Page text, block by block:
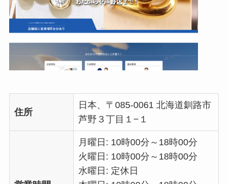
住所
日本、〒085-0061 北海道釧路市
芦野３丁目１−１
月曜日: 10時00分～18時00分
火曜日: 10時00分～18時00分
水曜日: 定休日